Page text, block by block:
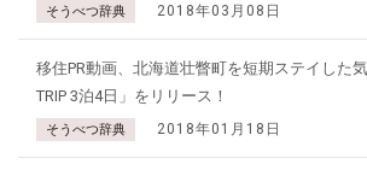
そうべつ辞典 2018年03月08日
移住PR動画、北海道壮瞥町を短期ステイした
TRIP 3泊4日」をリリース！
そうべつ辞典 2018年01月18日